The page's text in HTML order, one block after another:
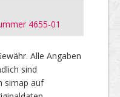
4655-01
Alle Angaben
sind
simap auf